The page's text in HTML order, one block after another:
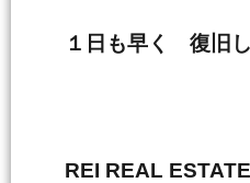
１日も早く 復旧
REI REAL